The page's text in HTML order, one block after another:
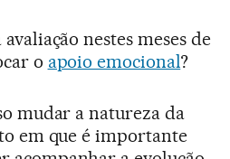
nestes meses de
o apoio emocional?
mudar a natureza da
em que é importante